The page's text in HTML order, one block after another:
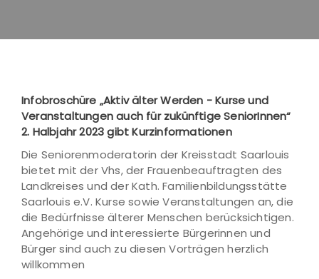
Infobroschüre „Aktiv älter Werden - Kurse und
Veranstaltungen auch für zukünftige SeniorInnen“
2. Halbjahr 2023 gibt Kurzinformationen
Die Seniorenmoderatorin der Kreisstadt Saarlouis
bietet mit der Vhs, der Frauenbeauftragten des
Landkreises und der Kath. Familienbildungsstätte
Saarlouis e.V. Kurse sowie Veranstaltungen an, die
die Bedürfnisse älterer Menschen berücksichtigen.
Angehörige und interessierte Bürgerinnen und
Bürger sind auch zu diesen Vorträgen herzlich
willkommen